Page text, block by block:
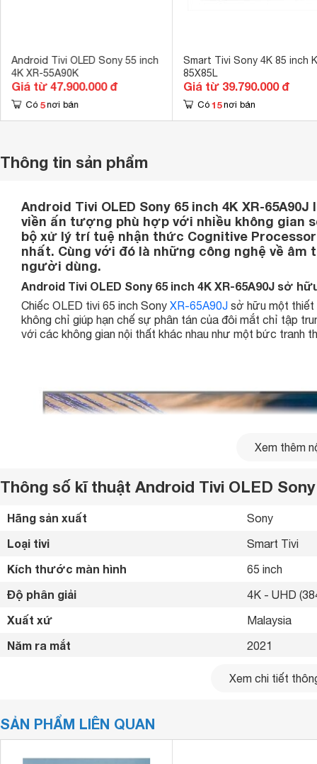
Android Tivi OLED Sony 55 inch
4K XR-55A90K
Giá từ 47.900.000 đ
Có 5 nơi bán
Smart Tivi Sony 4K 85 inch
85X85L
Giá từ 39.790.000 đ
Có 15 nơi bán
Thông tin sản phẩm
Android Tivi OLED Sony 65 inch 4K XR-
viền ấn tượng phù hợp với nhiều không gian
bộ xử lý trí tuệ nhận thức Cognitive
nhất. Cùng với đó là những công nghệ về
người dùng.
Android Tivi OLED Sony 65 inch 4K XR-65A90J sở
Chiếc OLED tivi 65 inch Sony XR-65A90J sở hữu một thiết
không chỉ giúp hạn chế sự phân tán của đôi mắt chỉ tập
với các không gian nội thất khác nhau như một bức tranh
bố trí kết hợp với loa thanh. Kích thước
Xem thêm
Thông số kĩ thuật Android Tivi OLED
Hãng sản xuất Sony
Loại tivi Smart Tivi
Kích thước màn hình 65 inch
Độ phân giải 4K - UHD
Xuất xứ Malaysia
Năm ra mắt 2021
Có (Loa,
Cổng HDMI
Xem chi tiết
SẢN PHẨM LIÊN QUAN